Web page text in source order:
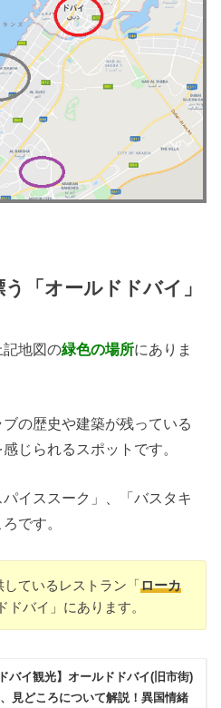
「オールドドバイ」
記地図の緑色の場所にありま
ブの歴史や建築が残っている
感じられるスポットです。
パイススーク」、「バスタキ
です。
しているレストラン「ローカ
ドバイ」にあります。
ドバイ観光】オールドドバイ(旧市街)
見どころについて解説！異国情緒